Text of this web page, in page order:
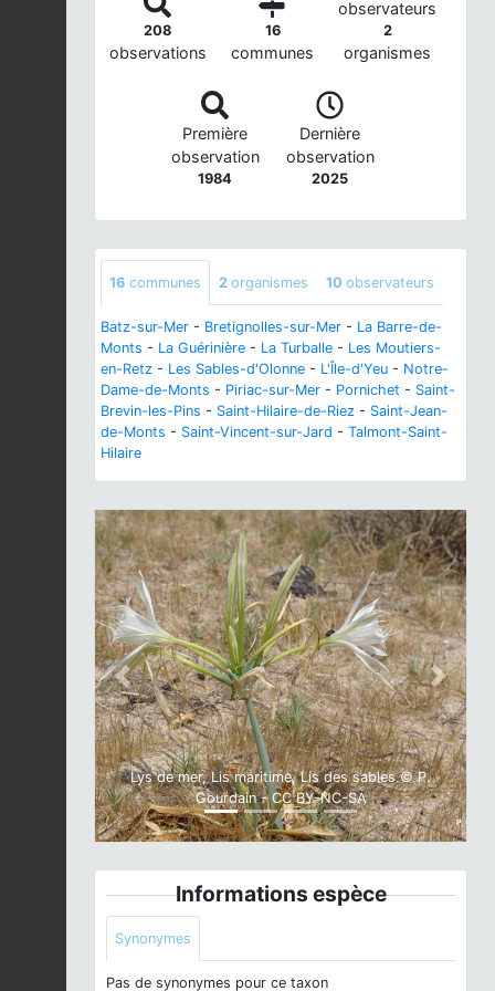
208
observations
16
communes
observateurs
2
organismes
Première
observation
1984
Dernière
observation
2025
16 communes 2 organismes 10 observateurs
Batz-sur-Mer - Bretignolles-sur-Mer - La Barre-de-
Monts - La Guérinière - La Turballe - Les Moutiers-
en-Retz - Les Sables-d'Olonne - L'Île-d'Yeu - Notre-
Dame-de-Monts - Piriac-sur-Mer - Pornichet - Saint-
Brevin-les-Pins - Saint-Hilaire-de-Riez - Saint-Jean-
de-Monts - Saint-Vincent-sur-Jard - Talmont-Saint-
Hilaire
Lys de mer, Lis maritime, Lis des sables © P.
Gourdain - CC BY-NC-SA
Previous Next
Informations espèce
Synonymes
Pas de synonymes pour ce taxon